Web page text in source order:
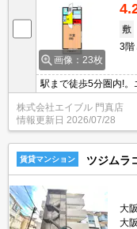
画像：23枚
敷
3階
駅まで徒歩5分圏内!。
株式会社エイブル 門真店
情報更新日 2026/07/28
賃貸マンション ツジムラ
大
大